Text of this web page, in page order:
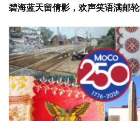
碧海蓝天留倩影，欢声笑语满邮轮